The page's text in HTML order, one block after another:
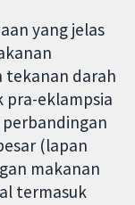
yang jelas
tekanan darah
pra-eklampsia
(lapan
makanan
termasuk